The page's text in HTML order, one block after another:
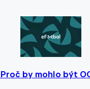
Proč by mohlo být